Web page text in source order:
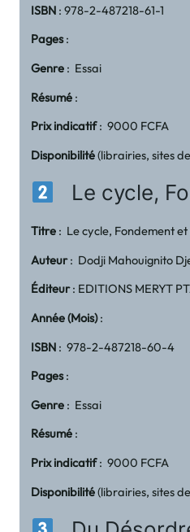
ISBN : 978-2-487218-61-1
Pages:
Genre : Essai
Résumé :
Prix indicatif: 9000 FCFA
Disponibilité(librairies, sites
Le cycle,
Titre : Le cycle, Fondement
Auteur: Dodji Mahouignito
Éditeur: EDITIONS MERYT
Année (Mois):
ISBN : 978-2-487218-60-4
Pages:
Genre : Essai
Résumé :
Prix indicatif: 9000 FCFA
Disponibilité(librairies, sites